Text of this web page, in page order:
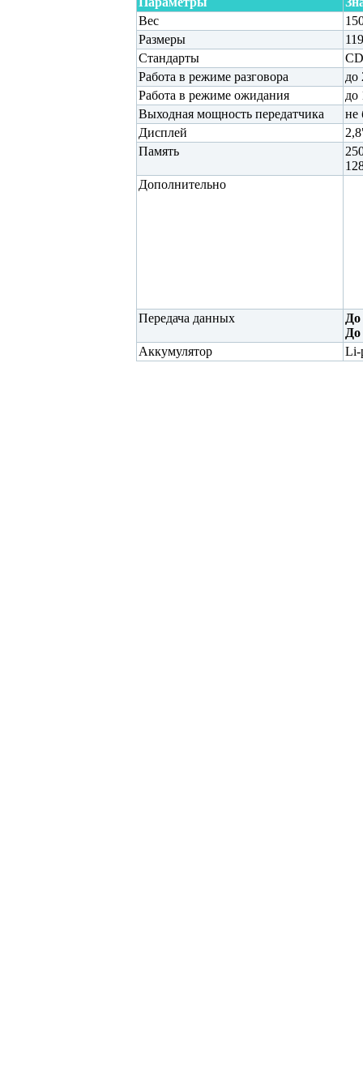
Вес
Размеры
Стандарты
Работа в режиме разговора
до
Работа в режиме ожидания
до
Выходная мощность передатчика
не
Дисплей
Память
Дополнительно
Передача данных
Аккумулятор
Li-